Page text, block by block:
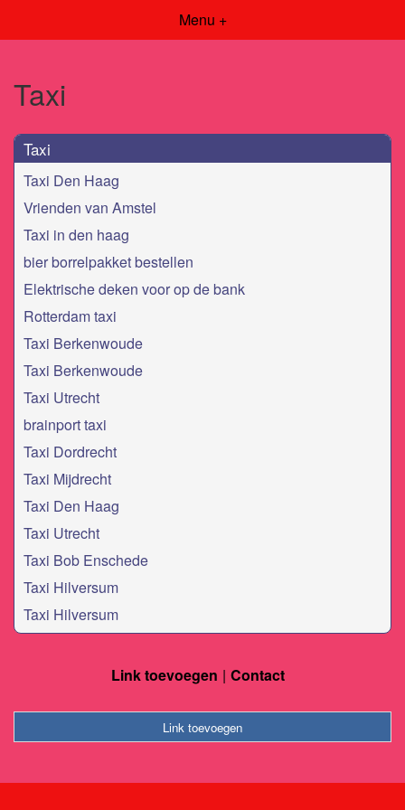
Menu +
Taxi
Taxi
Taxi Den Haag
Vrienden van Amstel
Taxi in den haag
bier borrelpakket bestellen
Elektrische deken voor op de bank
Rotterdam taxi
Taxi Berkenwoude
Taxi Berkenwoude
Taxi Utrecht
brainport taxi
Taxi Dordrecht
Taxi Mijdrecht
Taxi Den Haag
Taxi Utrecht
Taxi Bob Enschede
Taxi Hilversum
Taxi Hilversum
Link toevoegen Contact
Link toevoegen